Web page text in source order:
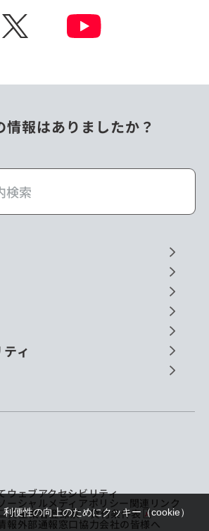
便性の向上のためにクッキー（cookie）
X
情報はありましたか？
ィ
ウェブアクセシビリティ
ーシャルメディアポリシー 関連リンク
貸金業者登録票・貸付条件表
報外部通報窓口 協力会社の皆様へ